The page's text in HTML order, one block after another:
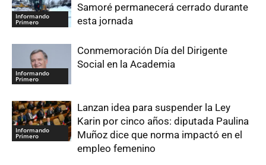
Informando
Primero
Samoré permanecerá cerrado durante
esta jornada
Informando
Primero
Conmemoración Día del Dirigente
Social en la Academia
Informando
Primero
Lanzan idea para suspender la Ley
Karin por cinco años: diputada Paulina
Muñoz dice que norma impactó en el
empleo femenino